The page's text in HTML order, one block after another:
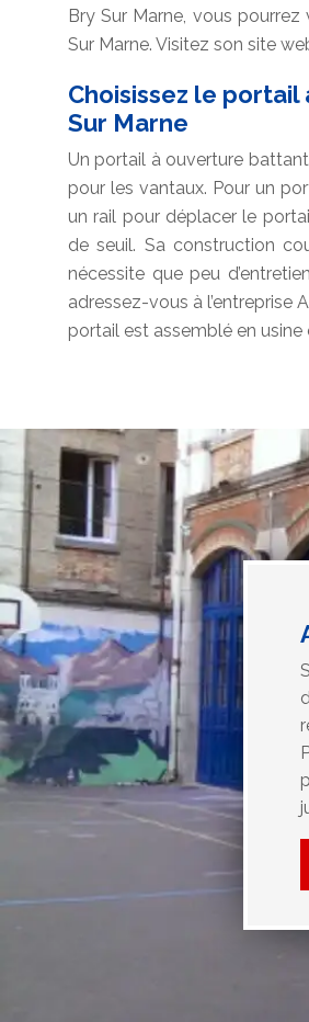
Bry Sur Marne, vous
Sur Marne. Visitez son site
Choisissez le
Sur Marne
Un portail à ouverture
pour les vantaux. Pour un
un rail pour déplacer le
de seuil. Sa construction
nécessite que peu
adressez-vous à
portail est assemblé en usine